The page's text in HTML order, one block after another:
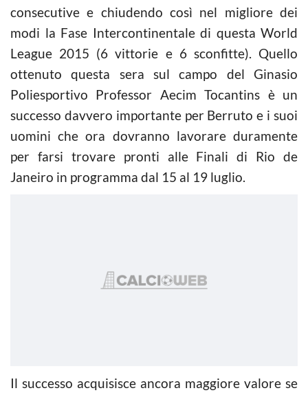
consecutive e chiudendo così nel migliore dei
modi la Fase Intercontinentale di questa World
League 2015 (6 vittorie e 6 sconfitte). Quello
ottenuto questa sera sul campo del Ginasio
Poliesportivo Professor Aecim Tocantins è un
successo davvero importante per Berruto e i suoi
uomini che ora dovranno lavorare duramente
per farsi trovare pronti alle Finali di Rio de
Janeiro in programma dal 15 al 19 luglio.
Il successo acquisisce ancora maggiore valore se